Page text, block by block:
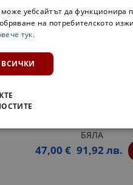
БЯЛА
47,00 € 91,92 лв.
уебсайтът да функционира
на потребителското
тук.